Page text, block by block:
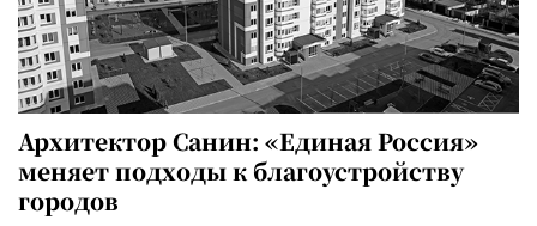
Архитектор Санин: «Единая Россия»
меняет подходы к благоустройству
городов